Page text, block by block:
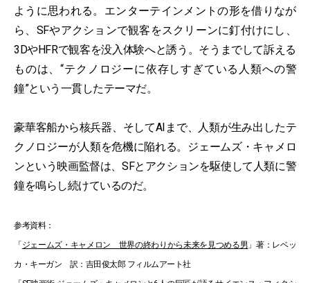
ように思われる。エンターテインメントの形を借りなが
ら、SFやアクションで観客をスクリーンに釘付けにし、
3DやHFRで観客を没入体験へと誘う。そうまでして訴える
ものは、“テクノロジーに依存しすぎている人類への警
鐘”という一貫したテーマだ。
豪華客船から核兵器、そしてAIまで、人類が生み出したテ
クノロジーが人類を危機に陥れる。ジェームズ・キャメロ
ンという映画監督は、SFとアクションを駆使して人類に警
鐘を鳴らし続けているのだ。
参考資料：
「 ジェームズ・キャメロン 世界の終わりから未来を見つめる男 」著：レベッ
カ・キーガン 訳：吉田俊太郎 フィルムアート社